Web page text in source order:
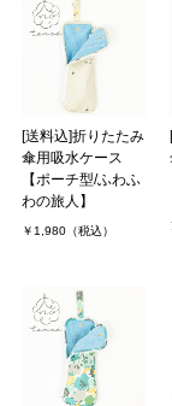
[送料込]折りたたみ
傘用吸水ケース
【ポーチ型/ふわふ
わの旅人】
￥1,980（税込）